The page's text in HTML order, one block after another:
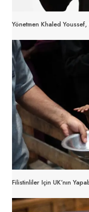
Yönetmen Khaled Youssef,
Filistinliler Için UK’nın